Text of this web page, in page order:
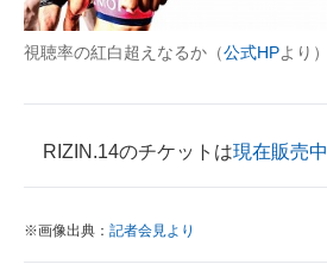
視聴率の紅白超えなるか（公式HPより）
RIZIN.14のチケットは現在販売中
※画像出典： 記者会見より